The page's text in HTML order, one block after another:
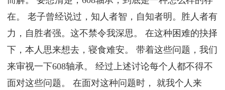
在。 老子曾经说过，知人者智，自知者明。胜人者有
力，自胜者强。这不禁令我深思。 在这种困难的抉择
下，本人思来想去，寝食难安。 带着这些问题，我们
来审视一下608轴承。 经过上述讨论每个人都不得不
面对这些问题。 在面对这种问题时， 就我个人来